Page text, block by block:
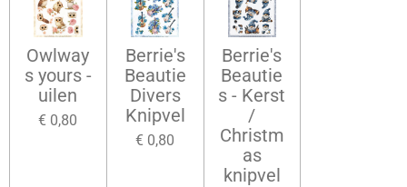
Owlway
s yours -
uilen
€ 0,80
Berrie's
Beautie
Divers
Knipvel
€ 0,80
Berrie's
Beautie
s - Kerst
/
Christm
as
knipvel